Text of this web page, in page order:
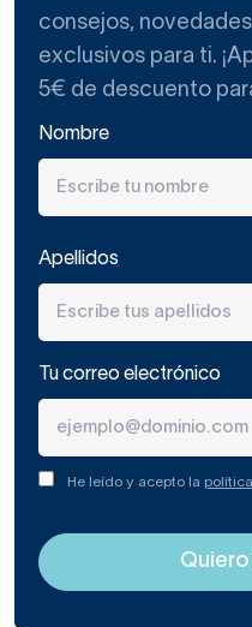
consejos,
exclusivos para ti.
5€ de descuento
Nombre
Apellidos
Tu correo electrónico
He leído y acepto la